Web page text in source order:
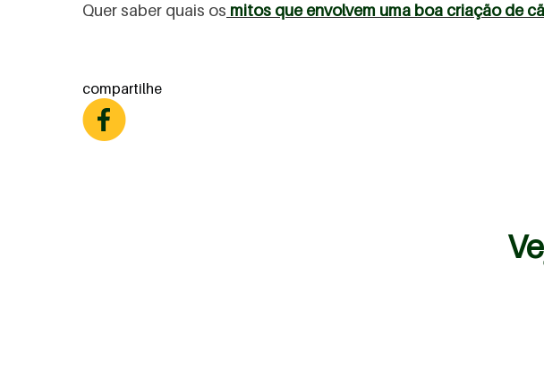
Quer saber quais os mitos que envolvem uma boa criação de
compartilhe